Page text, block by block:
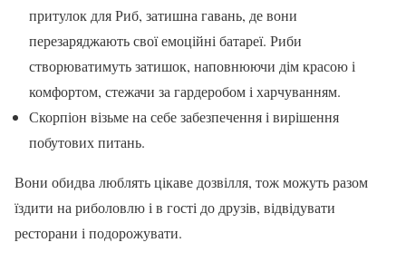
притулок для Риб, затишна гавань, де вони
перезаряджають свої емоційні батареї. Риби
створюватимуть затишок, наповнюючи дім красою і
комфортом, стежачи за гардеробом і харчуванням.
Скорпіон візьме на себе забезпечення і вирішення
побутових питань.
Вони обидва люблять цікаве дозвілля, тож можуть разом
їздити на риболовлю і в гості до друзів, відвідувати
ресторани і подорожувати.